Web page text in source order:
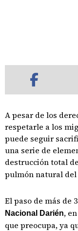
A pesar de los
respetarle a los
puede seguir
una serie de
destrucción total
pulmón natural
El paso de más de
Nacional Darién,
que preocupa, ya